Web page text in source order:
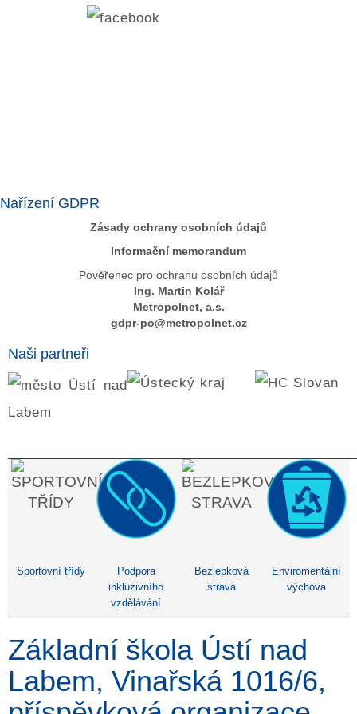
Nařízení GDPR
Zásady ochrany osobních údajů
Informační memorandum
Pověřenec pro ochranu osobních údajů
Ing. Martin Kolář
Metropolnet, a.s.
gdpr-po@metropolnet.cz
Naši partneři
Sportovní třídy
Podpora
inkluzivního
vzdělávání
Bezlepková
strava
Enviromentální
výchova
Základní škola Ústí nad
Labem, Vinařská 1016/6,